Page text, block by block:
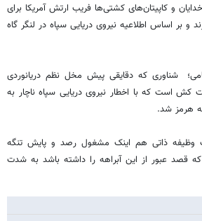
و کاپیتان‌های کشتی‌ها فریب ارتش آمریکا برای
و بر اساس اطلاعیه نیروی دریایی سپاه در لنگر گاه
شناوری که دقایقی پیش مخل نظم دریانوردی
کش است که با اخطار نیروی دریایی سپاه ناچار به
هرمز شد.
وظیفه ذاتی هم اینک مشغول رصد و پایش تنگه
قصد عبور از این آبراهه را داشته باشد به شدت